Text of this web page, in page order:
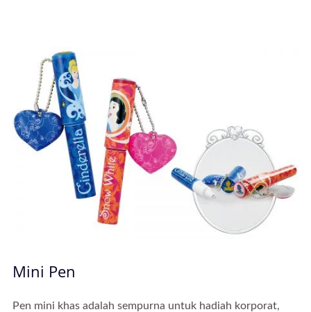
Mini Pen
Pen mini khas adalah sempurna untuk hadiah korporat,